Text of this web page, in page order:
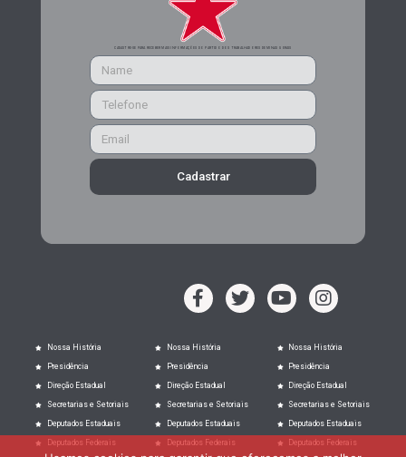
CADASTRE-SE PARA RECEBER MAIS INFORMAÇÕES DO PARTIDO DOS TRABALHADORES DE MINAS GERAIS
Cadastrar
Nossa História
Presidência
Direção Estadual
Secretarias e Setoriais
Deputados Estaduais
Deputados Federais
Nossa História
Presidência
Direção Estadual
Secretarias e Setoriais
Deputados Estaduais
Deputados Federais
Nossa História
Presidência
Direção Estadual
Secretarias e Setoriais
Deputados Estaduais
Deputados Federais